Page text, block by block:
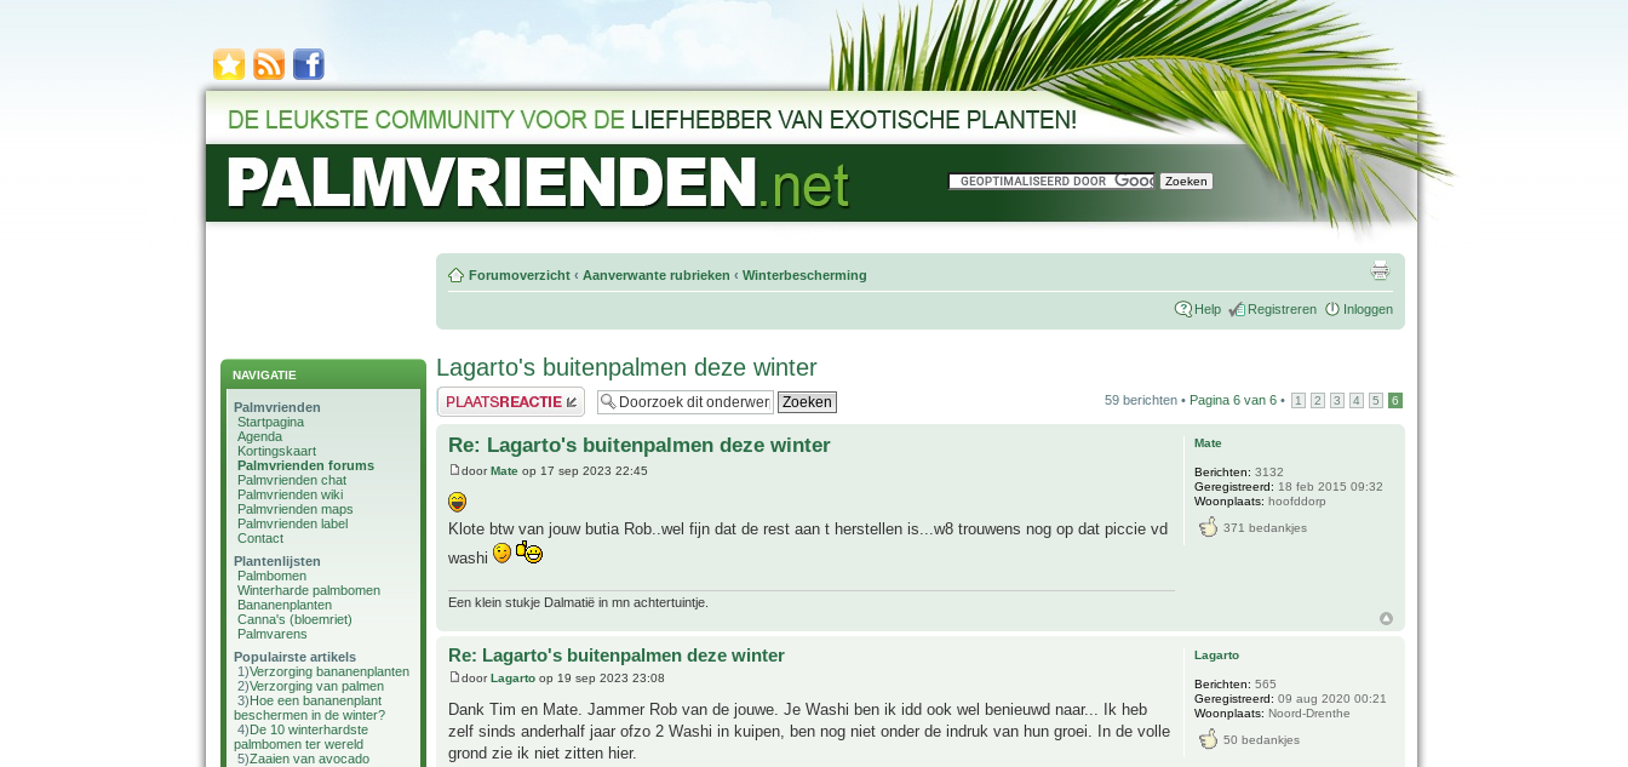
NAVIGATIE
Palmvrienden
Startpagina
Agenda
Kortingskaart
Palmvrienden forums
Palmvrienden chat
Palmvrienden wiki
Palmvrienden maps
Palmvrienden label
Contact
Plantenlijsten
Palmbomen
Winterharde palmbomen
Bananenplanten
Canna's (bloemriet)
Palmvarens
Populairste artikels
1)Verzorging bananenplanten
2)Verzorging van palmen
3)Hoe een bananenplant
beschermen in de winter?
4)De 10 winterhardste
palmbomen ter wereld
5)Zaaien van avocado
Forumoverzicht ‹ Aanverwante rubrieken ‹ Winterbescherming
Help Registreren Inloggen
Lagarto's buitenpalmen deze winter
Plaats een reactie 59 berichten • Pagina 6 van 6 • 1 2 3 4 5 6
Re: Lagarto's buitenpalmen deze winter
doorMate op 17 sep 2023 22:45
Klote btw van jouw butia Rob..wel fijn dat de rest aan t herstellen is...w8 trouwens nog op dat piccie vd
washi
Een klein stukje Dalmatië in mn achtertuintje.
Mate
Berichten: 3132
Geregistreerd: 18 feb 2015 09:32
Woonplaats: hoofddorp
371 bedankjes
Re: Lagarto's buitenpalmen deze winter
doorLagarto op 19 sep 2023 23:08
Dank Tim en Mate. Jammer Rob van de jouwe. Je Washi ben ik idd ook wel benieuwd naar... Ik heb
zelf sinds anderhalf jaar ofzo 2 Washi in kuipen, ben nog niet onder de indruk van hun groei. In de volle
grond zie ik niet zitten hier.
Lagarto
Berichten: 565
Geregistreerd: 09 aug 2020 00:21
Woonplaats: Noord-Drenthe
50 bedankjes